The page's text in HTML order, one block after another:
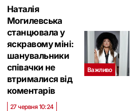
Важливо
Наталія
Могилевська
станцювала у
яскравому міні:
шанувальники
співачки не
втрималися від
коментарів
27 червня 10:24